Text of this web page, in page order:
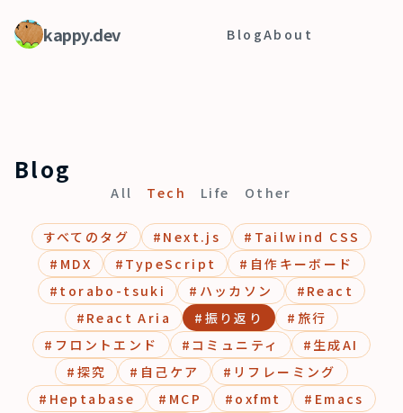
kappy.dev BlogAbout
Blog
All Tech Life Other
すべてのタグ # Next.js # Tailwind CSS
# MDX # TypeScript # 自作キーボード
# torabo-tsuki # ハッカソン # React
# React Aria # 振り返り # 旅行
# フロントエンド # コミュニティ # 生成AI
# 探究 # 自己ケア # リフレーミング
# Heptabase # MCP # oxfmt # Emacs